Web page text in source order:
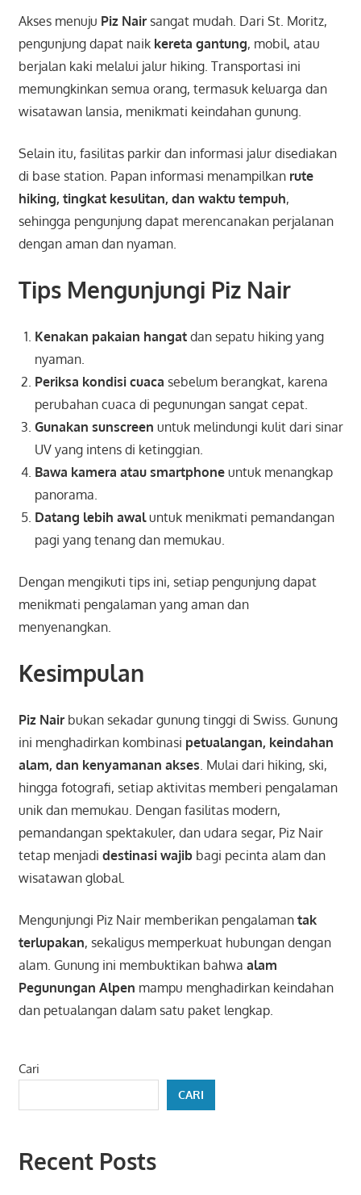
Akses menuju Piz Nairsangat mudah. Dari St. Moritz,
pengunjung dapat naik kereta gantung, mobil, atau
berjalan kaki melalui jalur hiking. Transportasi ini
memungkinkan semua orang, termasuk keluarga dan
wisatawan lansia, menikmati keindahan gunung.
Selain itu, fasilitas parkir dan informasi jalur disediakan
di base station. Papan informasi menampilkan rute
hiking, tingkat kesulitan, dan waktu tempuh,
sehingga pengunjung dapat merencanakan perjalanan
dengan aman dan nyaman.
Tips Mengunjungi Piz Nair
Kenakan pakaian hangatdan sepatu hiking yang
nyaman.
Periksa kondisi cuaca sebelum berangkat, karena
perubahan cuaca di pegunungan sangat cepat.
Gunakan sunscreen untuk melindungi kulit dari sinar
UV yang intens di ketinggian.
Bawa kamera atau smartphoneuntuk menangkap
panorama.
Datang lebih awaluntuk menikmati pemandangan
pagi yang tenang dan memukau.
Dengan mengikuti tips ini, setiap pengunjung dapat
menikmati pengalaman yang aman dan
menyenangkan.
Kesimpulan
Piz Nairbukan sekadar gunung tinggi di Swiss. Gunung
ini menghadirkan kombinasi petualangan, keindahan
alam, dan kenyamanan akses . Mulai dari hiking, ski,
hingga fotografi, setiap aktivitas memberi pengalaman
unik dan memukau. Dengan fasilitas modern,
pemandangan spektakuler, dan udara segar, Piz Nair
tetap menjadi destinasi wajibbagi pecinta alam dan
wisatawan global.
Mengunjungi Piz Nair memberikan pengalaman tak
terlupakan, sekaligus memperkuat hubungan dengan
alam. Gunung ini membuktikan bahwa alam
Pegunungan Alpen mampu menghadirkan keindahan
dan petualangan dalam satu paket lengkap.
Cari
CARI
Recent Posts